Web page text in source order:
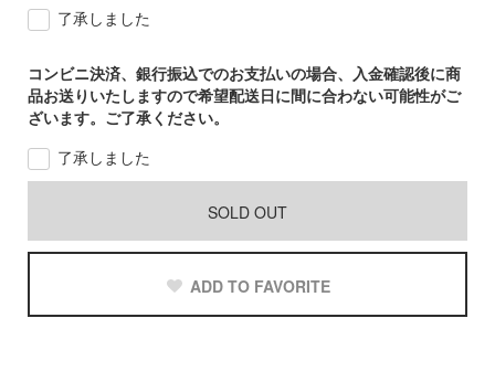
了承しました
コンビニ決済、銀行振込でのお支払いの場合、入金確認後に商
品お送りいたしますので希望配送日に間に合わない可能性がご
ざいます。ご了承ください。
了承しました
SOLD OUT
ADD TO FAVORITE